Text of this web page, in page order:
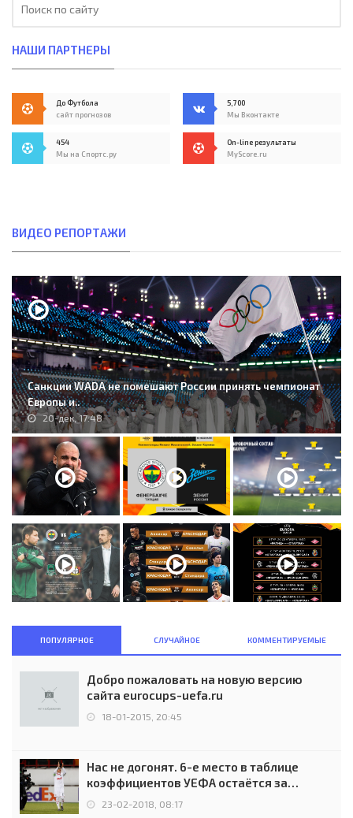
НАШИ ПАРТНЕРЫ
До Футбола
сайт прогнозов
5,700
Мы Вконтакте
454
Мы на Спортс.ру
On-line результаты
MyScore.ru
ВИДЕО РЕПОРТАЖИ
Санкции WADA не помешают России принять чемпионат
Европы и..
20-дек, 17:48
ПОПУЛЯРНОЕ СЛУЧАЙНОЕ КОММЕНТИРУЕМЫЕ
Добро пожаловать на новую версию
сайта eurocups-uefa.ru
18-01-2015, 20:45
Нас не догонят. 6-е место в таблице
коэффициентов УЕФА остаётся за
Россией
23-02-2018, 08:17